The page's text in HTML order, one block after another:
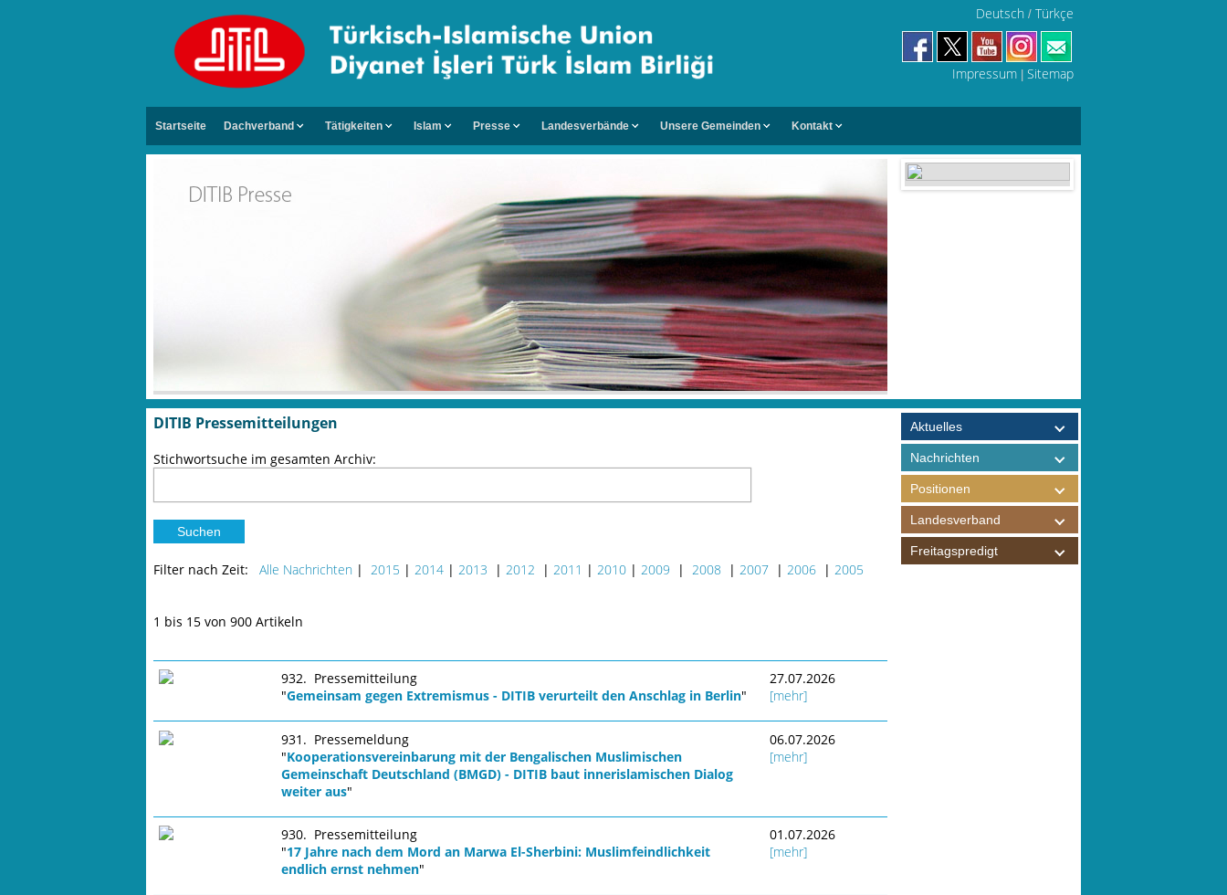
Deutsch /Türkçe
Impressum |Sitemap
Startseite Dachverband Tätigkeiten Islam Presse Landesverbände Unsere Gemeinden Kontakt
DITIB Pressemitteilungen
Stichwortsuche im gesamten Archiv:
Filter nach Zeit: Alle Nachrichten | 2015 | 2014| 2013 | 2012 | 2011 | 2010| 2009 | 2008 | 2007| 2006| 2005
1 bis 15 von 900 Artikeln
932. Pressemitteilung
"Gemeinsam gegen Extremismus - DITIB verurteilt den Anschlag in Berlin"
27.07.2026
[mehr]
931. Pressemeldung
"Kooperationsvereinbarung mit der Bengalischen Muslimischen
Gemeinschaft Deutschland (BMGD) - DITIB baut innerislamischen Dialog
weiter aus"
06.07.2026
[mehr]
930. Pressemitteilung
"17 Jahre nach dem Mord an Marwa El-Sherbini: Muslimfeindlichkeit
endlich ernst nehmen"
01.07.2026
[mehr]
Aktuelles
Nachrichten
Positionen
Landesverband
Freitagspredigt